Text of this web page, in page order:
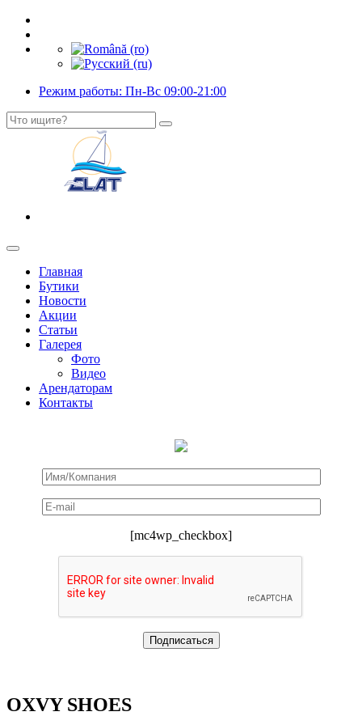
Режим работы: Пн-Вс 09:00-21:00
Главная
Бутики
Новости
Акции
Статьи
Галерея
Фото
Видео
Арендаторам
Контакты
[mc4wp_checkbox]
OXVY SHOES